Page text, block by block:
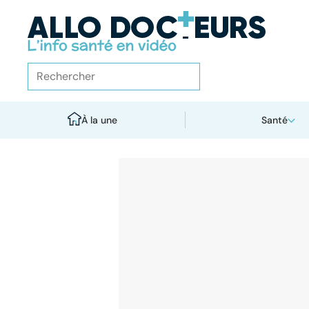
À la une Santé